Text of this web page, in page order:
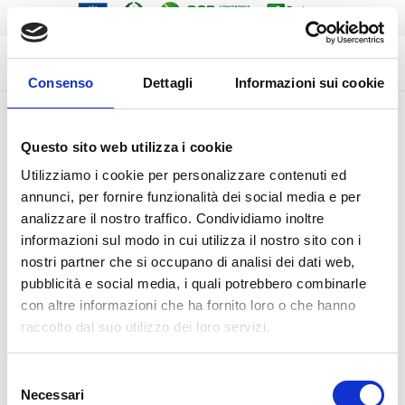
Consenso Dettagli Informazioni sui cookie
Questo sito web utilizza i cookie
Utilizziamo i cookie per personalizzare contenuti ed
annunci, per fornire funzionalità dei social media e per
analizzare il nostro traffico. Condividiamo inoltre
informazioni sul modo in cui utilizza il nostro sito con i
nostri partner che si occupano di analisi dei dati web,
pubblicità e social media, i quali potrebbero combinarle
con altre informazioni che ha fornito loro o che hanno
raccolto dal suo utilizzo dei loro servizi.
delNecessari
ABLE TO DOWNLOAD THE GUIDELINES
co-financed by the FEASR – OPERATION